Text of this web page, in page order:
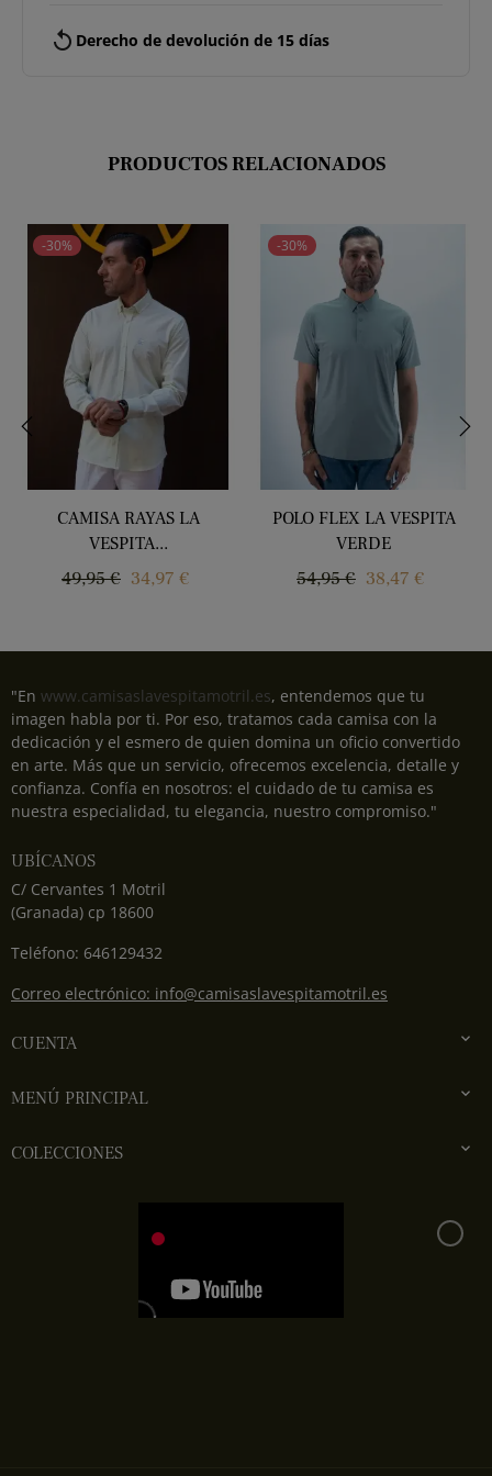
replay Derecho de devolución de 15 días
PRODUCTOS RELACIONADOS
-30%
CAMISA RAYAS LA
VESPITA...
Precio
49,95 € Precio
34,97 €
-30%
POLO FLEX LA VESPITA
VERDE
Precio
54,95 € Precio
38,47 €
"En www.camisaslavespitamotril.es, entendemos que tu
imagen habla por ti. Por eso, tratamos cada camisa con la
dedicación y el esmero de quien domina un oficio convertido
en arte. Más que un servicio, ofrecemos excelencia, detalle y
confianza. Confía en nosotros: el cuidado de tu camisa es
nuestra especialidad, tu elegancia, nuestro compromiso."
UBÍCANOS
C/ Cervantes 1 Motril
(Granada) cp 18600
Teléfono: 646129432
Correo electrónico: info@camisaslavespitamotril.es
CUENTA 
MENÚ PRINCIPAL 
COLECCIONES 